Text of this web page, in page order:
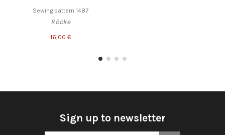
Sewing pattern 1487
Röcke
16,00 €
Sign up to newsletter